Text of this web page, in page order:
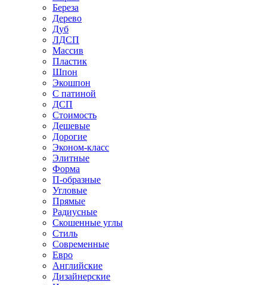
Береза
Дерево
Дуб
ЛДСП
Массив
Пластик
Шпон
Экошпон
С патиной
ДСП
Стоимость
Дешевые
Дорогие
Эконом-класс
Элитные
Форма
П-образные
Угловые
Прямые
Радиусные
Скошенные углы
Стиль
Современные
Евро
Английские
Дизайнерские